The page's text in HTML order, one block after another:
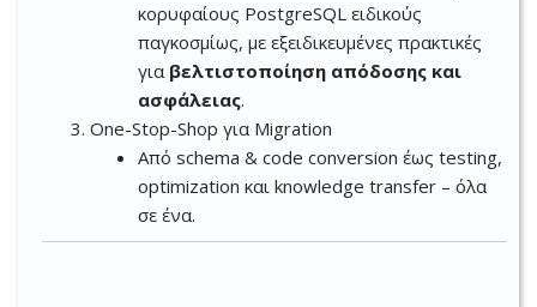
κορυφαίους PostgreSQL ειδικούς
παγκοσμίως, με εξειδικευμένες πρακτικές
για βελτιστοποίηση απόδοσης και
ασφάλειας.
One-Stop-Shop για Migration
Από schema & code conversion έως testing,
optimization και knowledge transfer – όλα
σε ένα.